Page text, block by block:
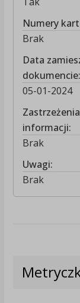
Numery
Brak
Data
dokumencie:
05-01-2024
informacji:
Brak
Uwagi:
Brak